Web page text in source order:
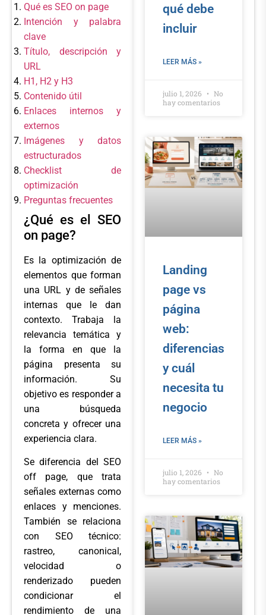
Qué es SEO on page
Intención y palabra
clave
Título, descripción y
URL
H1, H2 y H3
Contenido útil
Enlaces internos y
externos
Imágenes y datos
estructurados
Checklist de
optimización
Preguntas frecuentes
¿Qué es el SEO
on page?
Es la optimización de
elementos que forman
una URL y de señales
internas que le dan
contexto. Trabaja la
relevancia temática y
la forma en que la
página presenta su
información. Su
objetivo es responder a
una búsqueda
concreta y ofrecer una
experiencia clara.
Se diferencia del SEO
off page, que trata
señales externas como
enlaces y menciones.
También se relaciona
con SEO técnico:
rastreo, canonical,
velocidad o
renderizado pueden
condicionar el
rendimiento de una
qué debe
incluir
LEER MÁS »
julio 1, 2026
No
hay comentarios
Landing
page vs
página
web:
diferencias
y cuál
necesita tu
negocio
LEER MÁS »
julio 1, 2026
No
hay comentarios